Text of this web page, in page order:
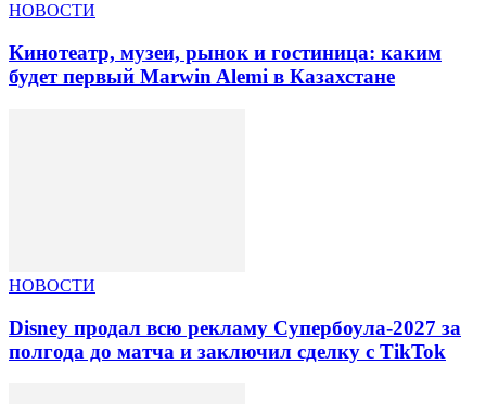
НОВОСТИ
Кинотеатр, музеи, рынок и гостиница: каким
будет первый Marwin Alemi в Казахстане
НОВОСТИ
Disney продал всю рекламу Супербоула-2027 за
полгода до матча и заключил сделку с TikTok